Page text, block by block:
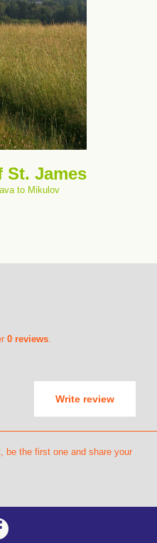
St. James
to Mikulov
0 reviews.
Write review
be the first one and share your